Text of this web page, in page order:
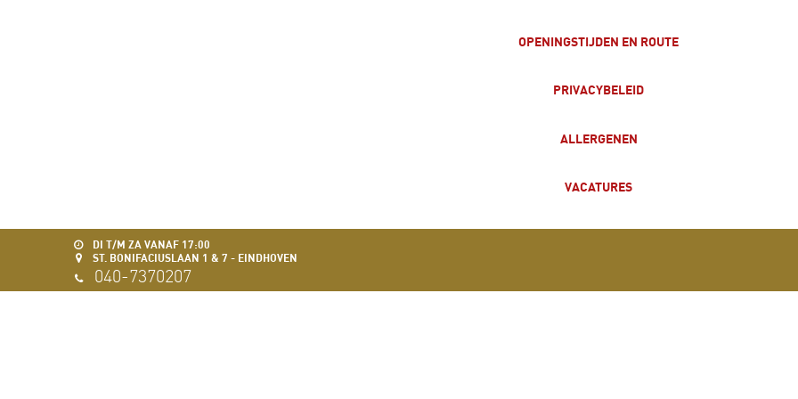
OPENINGSTIJDEN EN ROUTE
PRIVACYBELEID
ALLERGENEN
VACATURES
DI T/M ZA VANAF 17:00
ST. BONIFACIUSLAAN 1 & 7 - EINDHOVEN
040-7370207